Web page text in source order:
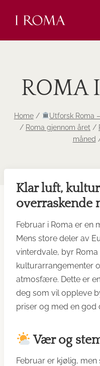
ROMA
Home /
Utforsk Roma
/ Roma gjennom året /
måned
Klar luft,
overraskende
Februar i Roma er en
Mens store deler av
vinterdvale, byr
kulturarrangementer
atmosfære. Dette er
deg som vil oppleve
priser og med en god
Vær og
Februar er kjølig,